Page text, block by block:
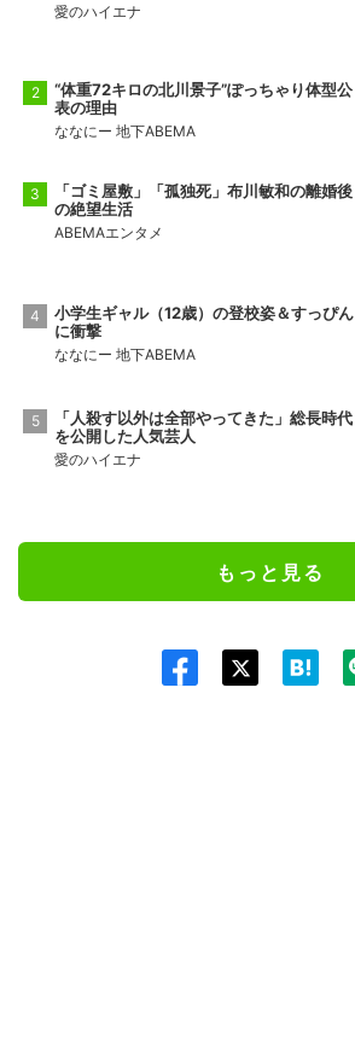
愛のハイエナ
“体重72キロの北川景子”ぽっちゃり体型公
表の理由
ななにー 地下ABEMA
「ゴミ屋敷」「孤独死」布川敏和の離婚後
の絶望生活
ABEMAエンタメ
小学生ギャル（12歳）の登校姿＆すっぴん
に衝撃
ななにー 地下ABEMA
「人殺す以外は全部やってきた」総長時代
を公開した人気芸人
愛のハイエナ
もっと見る